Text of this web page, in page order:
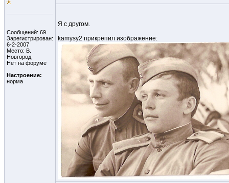
Сообщений: 69
Зарегистрирован:
6-2-2007
Место: В.
Новгород
Нет на форуме
Настроение:
норма
Я с другом.
kamysy2 прикрепил изображение: